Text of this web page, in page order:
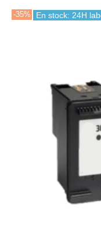
-35% En stock: 24H